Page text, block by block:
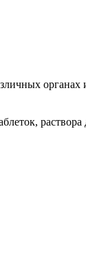
органах
раствора